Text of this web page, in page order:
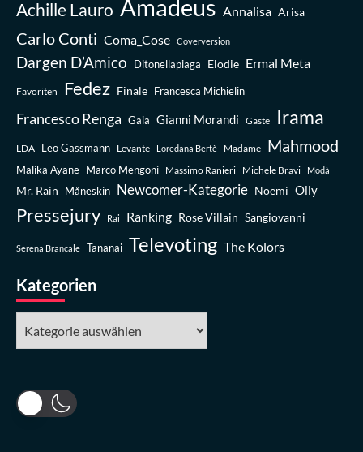
Achille Lauro Amadeus Annalisa Arisa
Carlo Conti Coma_Cose Coverversion
Dargen D’Amico Ditonellapiaga Elodie Ermal Meta
Favoriten Fedez Finale Francesca Michielin
Francesco Renga Gaia Gianni Morandi Gäste Irama
LDA Leo Gassmann Levante Loredana Bertè Madame Mahmood
Malika Ayane Marco Mengoni Massimo Ranieri Michele Bravi Modà
Mr. Rain Måneskin Newcomer-Kategorie Noemi Olly
Pressejury Rai Ranking Rose Villain Sangiovanni
Serena Brancale Tananai Televoting The Kolors
Kategorien